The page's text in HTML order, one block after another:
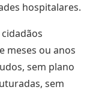
hospitalares.
meses ou anos
sem plano
sem